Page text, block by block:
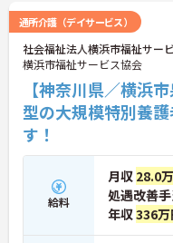
通所介護（デイサービス）
社会福祉法人横浜市福祉サー
横浜市福祉サービス協会
【神奈川県／横浜
型の大規模特別養
す！
給料
月収 28.0
処遇改善手
年収336